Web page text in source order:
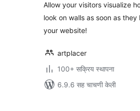
Allow your visitors visualize
look on walls as soon as they
your website!
artplacer
100+ सक्रिय स्थापना
6.9.6 सह चाचणी केली